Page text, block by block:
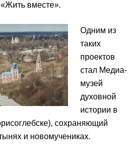
вместе».
Одним из
таких
проектов
стал Медиа-
музей
духовной
истории в
сохраняющий
и новомучениках.